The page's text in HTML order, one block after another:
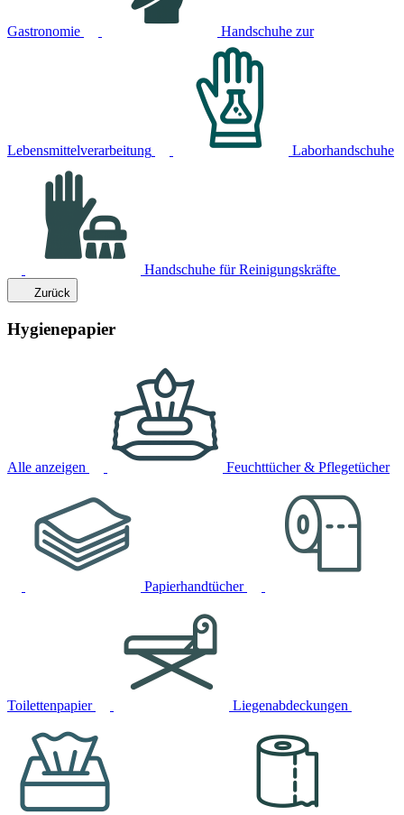
Gastronomie Handschuhe zur
Lebensmittelverarbeitung Laborhandschuhe
Handschuhe für Reinigungskräfte
Zurück
Hygienepapier
Alle anzeigen Feuchttücher & Pflegetücher
Papierhandtücher
Toilettenpapier Liegenabdeckungen